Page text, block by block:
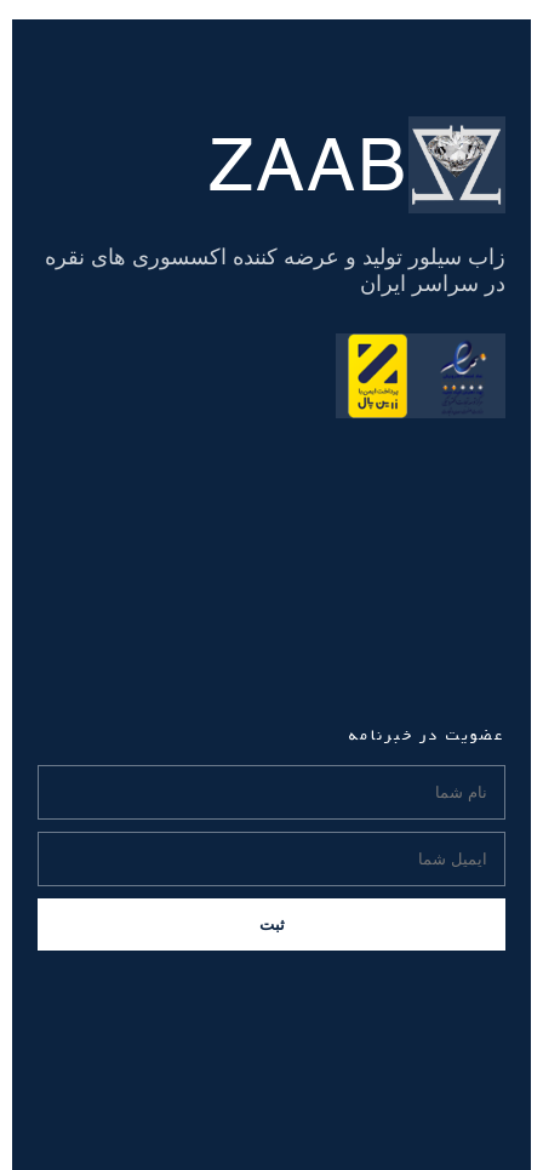
تسویه
حساب
ZAAB
زاب سیلور تولید و عرضه کننده اکسسوری های نقره
در سراسر ایران
عضویت در خبرنامه
ثبت